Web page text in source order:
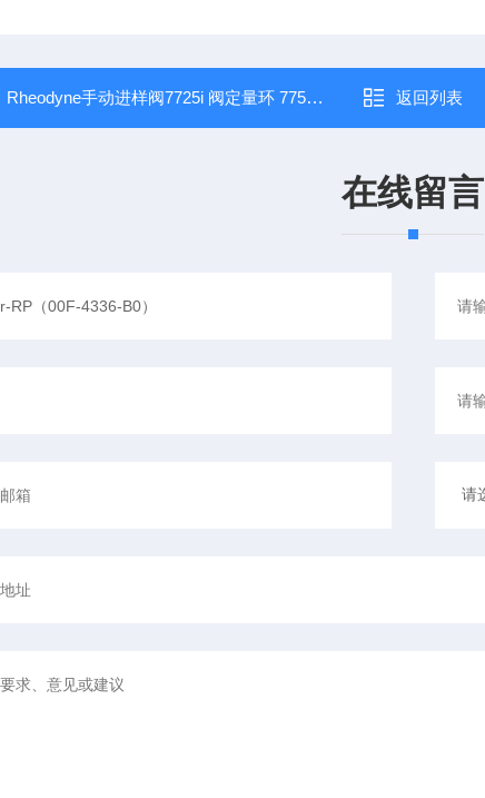
Rheodyne手动进样阀7725i 阀定量环 7755-022 返回列表
在线留言